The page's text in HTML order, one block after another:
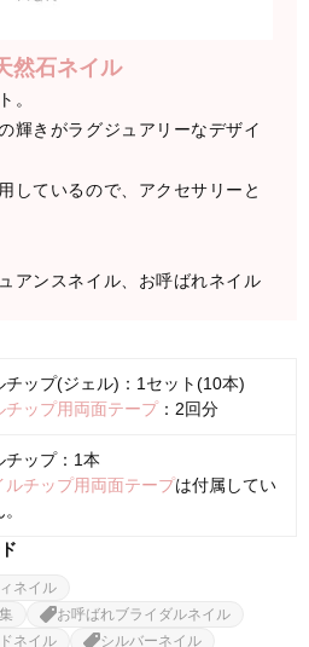
然石ネイル
。
輝きがラグジュアリーなデザイ
しているので、アクセサリーと
アンスネイル、お呼ばれネイル
チップ(ジェル)：1セット(10本)
チップ用両面テープ：2回分
チップ：1本
ルチップ用両面テープは付属してい
ネイル
お呼ばれブライダルネイル
ネイル シルバーネイル